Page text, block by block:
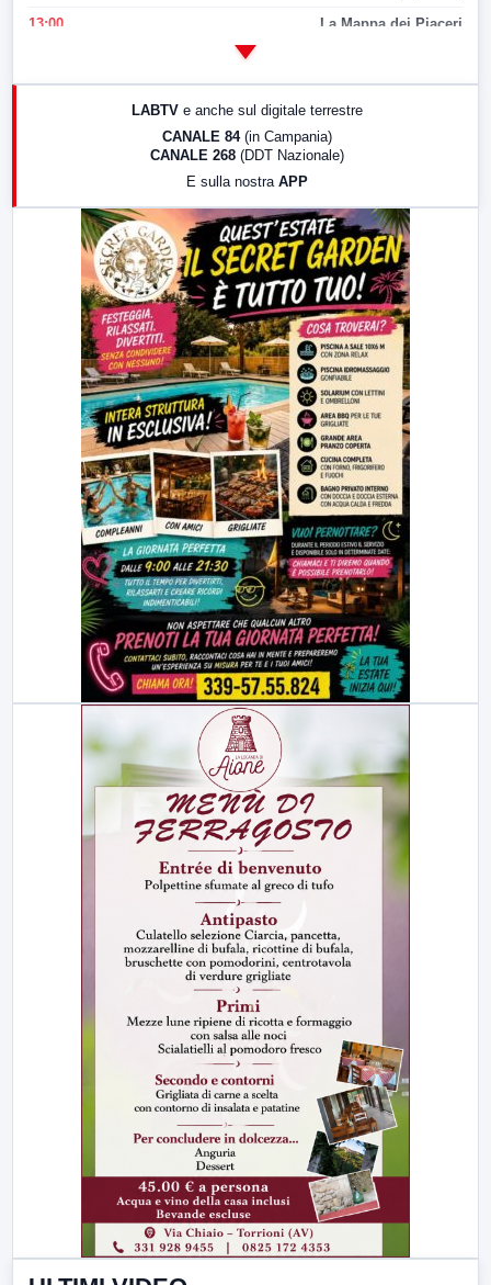
13:00 La Mappa dei Piaceri
LabNews (replica)
LABTV e anche sul digitale terrestre
CANALE 84 (in Campania)
CANALE 268 (DDT Nazionale)
E sulla nostra APP